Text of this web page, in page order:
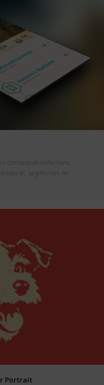
consequat nulla nunc.
et, sagittis nec mi.
Portrait